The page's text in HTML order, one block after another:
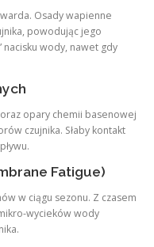
Osady wapienne
powodując jego
nacisku wody, nawet gdy
opary chemii basenowej
czujnika. Słaby kontakt
Fatigue)
w ciągu sezonu. Z czasem
wycieków wody